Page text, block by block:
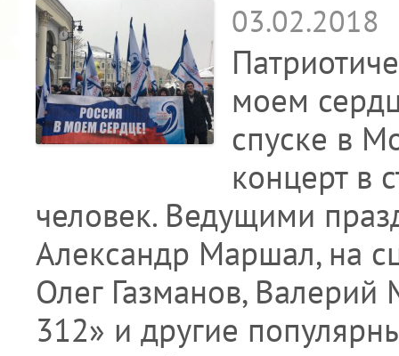
03.02.2018
моем
спуске в
концерт в
человек. Ведущими
Александр Маршал, на
Олег Газманов,
312» и другие